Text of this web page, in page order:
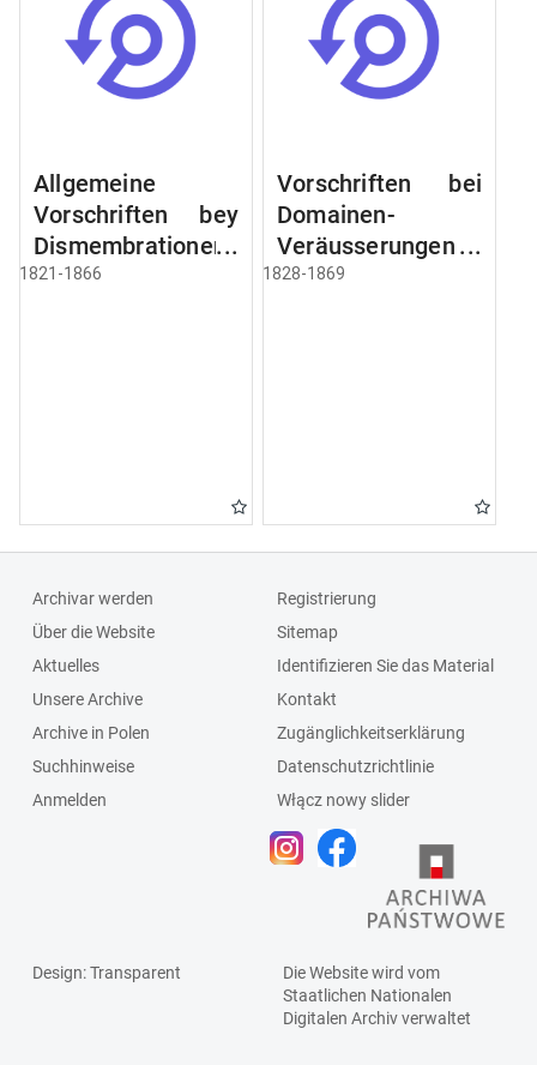
Allgemeine
Vorschriften bey
Dismembrationen
Domainen-
1821-1866
Vorschriften bei
Domainen-
Veräusserungen
und
1828-1869
Archivar werden
Über die Website
Aktuelles
Unsere Archive
Archive in Polen
Suchhinweise
Anmelden
Registrierung
Sitemap
Identifizieren Sie das Material
Kontakt
Zugänglichkeitserklärung
Datenschutzrichtlinie
Włącz nowy slider
Design: Transparent
Die Website wird vom
Staatlichen Nationalen
Digitalen Archivverwaltet